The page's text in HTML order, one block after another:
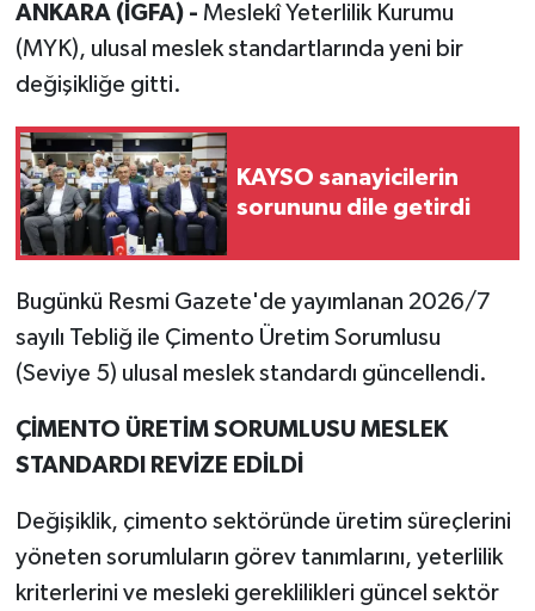
ANKARA (İGFA) - Meslekî Yeterlilik Kurumu
(MYK), ulusal meslek standartlarında yeni bir
değişikliğe gitti.
KAYSO sanayicilerin
sorununu dile getirdi
Bugünkü Resmi Gazete'de yayımlanan 2026/7
sayılı Tebliğ ile Çimento Üretim Sorumlusu
(Seviye 5) ulusal meslek standardı güncellendi.
ÇİMENTO ÜRETİM SORUMLUSU MESLEK
STANDARDI REVİZE EDİLDİ
Değişiklik, çimento sektöründe üretim süreçlerini
yöneten sorumluların görev tanımlarını, yeterlilik
kriterlerini ve mesleki gereklilikleri güncel sektör